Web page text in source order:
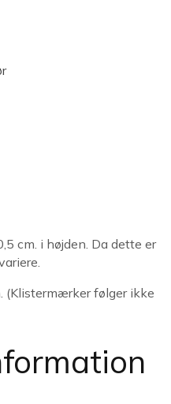
cm. i højden. Da dette er
(Klistermærker følger ikke